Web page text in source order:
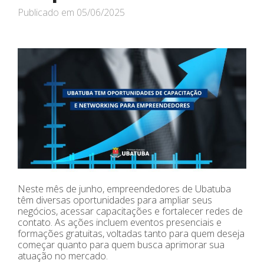
Publicado em 05/06/2025
Neste mês de junho, empreendedores de Ubatuba
têm diversas oportunidades para ampliar seus
negócios, acessar capacitações e fortalecer redes de
contato. As ações incluem eventos presenciais e
formações gratuitas, voltadas tanto para quem deseja
começar quanto para quem busca aprimorar sua
atuação no mercado.